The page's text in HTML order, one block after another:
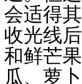
会适得
收光线
和鲜芒
瓜、萝